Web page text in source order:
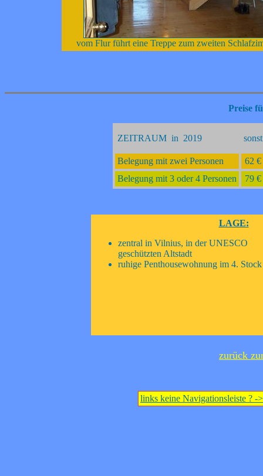
vom Flur führt eine Treppe zum zweiten
Preise
ZEITRAUM in 2019 sonst
Belegung mit zwei Personen
62 €
Belegung mit 3 oder 4 Personen
79 €
LAGE:
zentral in Vilnius, in der UNESCO
geschützten Altstadt
ruhige Penthousewohnung im 4.
zurück
links keine Navigationsleiste ? -